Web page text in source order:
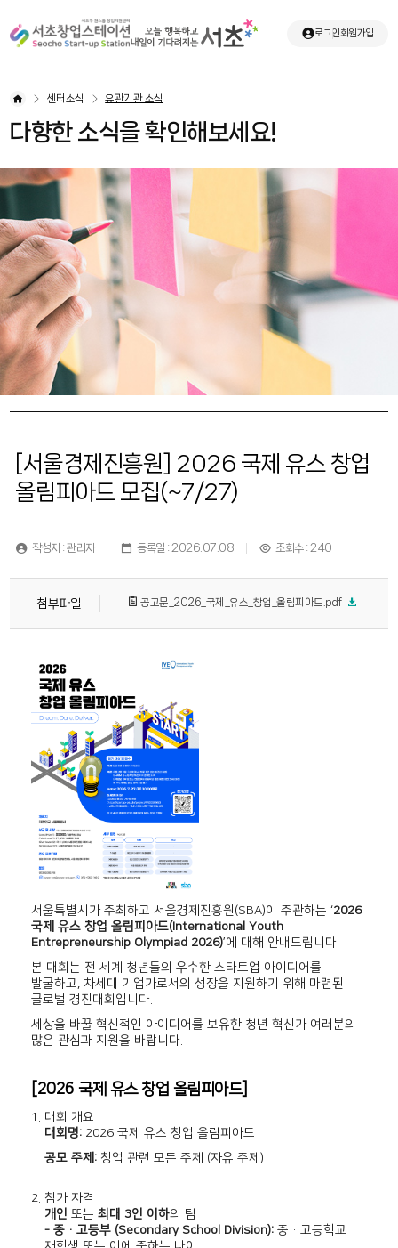
로그인회원가입
센터소식 유관기관 소식
다향한 소식을 확인해보세요!
[서울경제진흥원] 2026 국제 유스 창업
올림피아드 모집(~7/27)
작성자 : 관리자 등록일 : 2026.07.08 조회수 : 240
첨부파일 공고문_2026_국제_유스_창업_올림피아드.pdf
서울특별시가 주최하고 서울경제진흥원(SBA)이 주관하는 ‘2026
국제 유스 창업 올림피아드(International Youth
Entrepreneurship Olympiad 2026)’에 대해 안내드립니다.
본 대회는 전 세계 청년들의 우수한 스타트업 아이디어를
발굴하고, 차세대 기업가로서의 성장을 지원하기 위해 마련된
글로벌 경진대회입니다.
세상을 바꿀 혁신적인 아이디어를 보유한 청년 혁신가 여러분의
많은 관심과 지원을 바랍니다.
[2026 국제 유스 창업 올림피아드]
1. 대회 개요
대회명: 2026 국제 유스 창업 올림피아드
공모 주제: 창업 관련 모든 주제 (자유 주제)
2. 참가 자격
개인 또는 최대 3인 이하의 팀
- 중·고등부 (Secondary School Division): 중·고등학교